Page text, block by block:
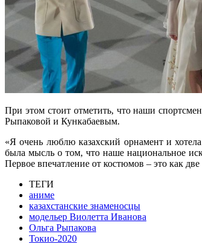
При этом стоит отметить, что наши
Рыпаковой и Кункабаевым.
«Я очень люблю казахский орнамент и
была мысль о том, что наше национальное
Первое впечатление от костюмов – это как
ТЕГИ
аниме
казахстанские знаменосцы
модельер Виолетта Иванова
Ольга Рыпакова
Токио-2020